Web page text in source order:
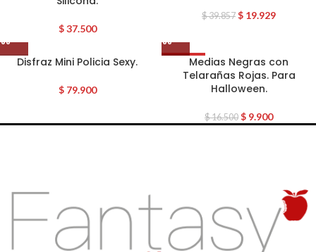
$37.500
$39.857 $ 19.929
Disfraz Mini Policia Sexy.
$79.900
OFERTAMedias Negras con
Telarañas Rojas. Para
Halloween.
$16.500 $ 9.900